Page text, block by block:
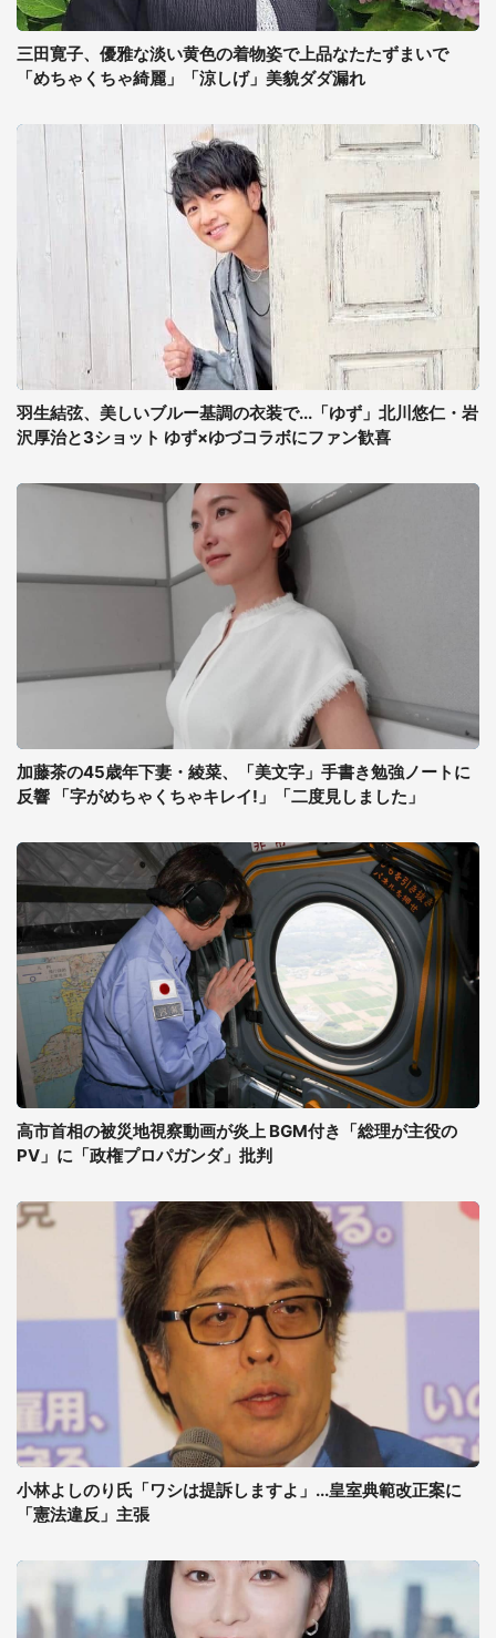
三田寛子、優雅な淡い黄色の着物姿で上品なたたずまいで
「めちゃくちゃ綺麗」「涼しげ」美貌ダダ漏れ
羽生結弦、美しいブルー基調の衣装で...「ゆず」北川悠仁・岩
沢厚治と3ショット ゆず×ゆづコラボにファン歓喜
加藤茶の45歳年下妻・綾菜、「美文字」手書き勉強ノートに
反響 「字がめちゃくちゃキレイ!」「二度見しました」
高市首相の被災地視察動画が炎上 BGM付き「総理が主役の
PV」に「政権プロパガンダ」批判
小林よしのり氏「ワシは提訴しますよ」...皇室典範改正案に
「憲法違反」主張